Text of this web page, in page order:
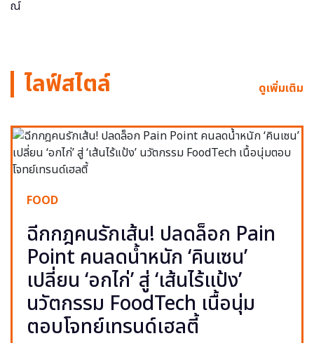
ไลฟ์สไตล์ ดูเพิ่มเติม
FOOD
ฉีกกฎคนรักเส้น! ปลดล็อก Pain
Point คนลดน้ำหนัก ‘คินเซน’
เปลี่ยน ‘อกไก่’ สู่ ‘เส้นไร้แป้ง’
นวัตกรรม FoodTech เนื้อนุ่ม
ตอบโจทย์เทรนด์เฮลตี้